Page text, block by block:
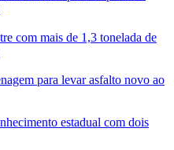
com mais de 1,3 tonelada de
para levar asfalto novo ao
estadual com dois